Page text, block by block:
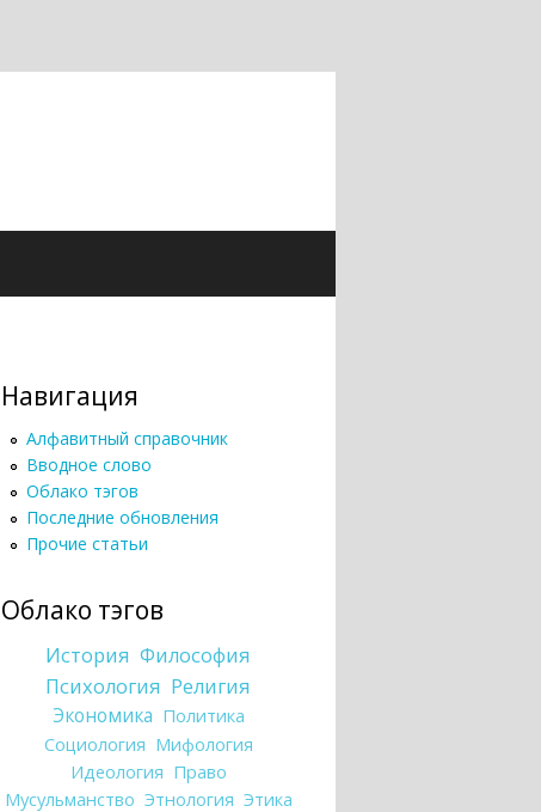
Навигация
Алфавитный справочник
Вводное слово
Облако тэгов
Последние обновления
Прочие статьи
Облако тэгов
История Философия
Психология Религия
Экономика Политика
Социология Мифология
Идеология Право
Мусульманство Этнология Этика